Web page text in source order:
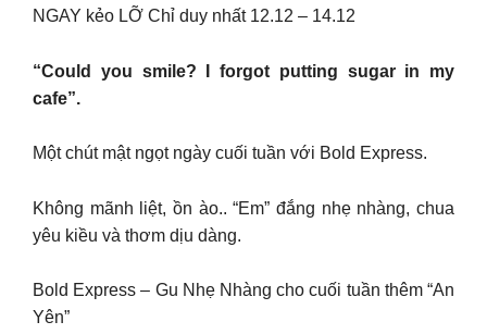
NGAY kẻo LỠ Chỉ duy nhất 12.12 – 14.12
“Could you smile? I forgot putting sugar in my
cafe”.
Một chút mật ngọt ngày cuối tuần với Bold Express.
Không mãnh liệt, ồn ào.. “Em” đắng nhẹ nhàng, chua
yêu kiều và thơm dịu dàng.
Bold Express – Gu Nhẹ Nhàng cho cuối tuần thêm “An
Yên”